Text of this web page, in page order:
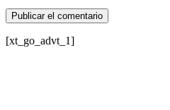
[xt_go_advt_1]